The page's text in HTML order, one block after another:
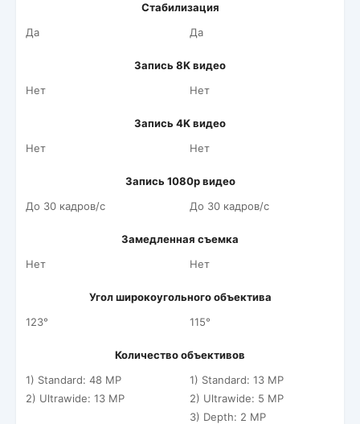
Стабилизация
Да
Да
Запись 8K видео
Нет
Нет
Запись 4K видео
Нет
Нет
Запись 1080p видео
До 30 кадров/c
До 30 кадров/c
Замедленная съемка
Нет
Нет
Угол широкоугольного объектива
123°
115°
Количество объективов
1) Standard: 48 MP
2) Ultrawide: 13 MP
1) Standard: 13 MP
2) Ultrawide: 5 MP
3) Depth: 2 MP